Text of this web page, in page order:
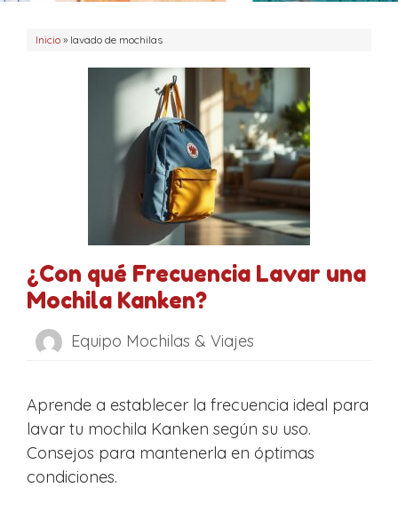
Inicio » lavado de mochilas
¿Con qué Frecuencia Lavar una
Mochila Kanken?
Equipo Mochilas & Viajes
Aprende a establecer la frecuencia ideal para
lavar tu mochila Kanken según su uso.
Consejos para mantenerla en óptimas
condiciones.